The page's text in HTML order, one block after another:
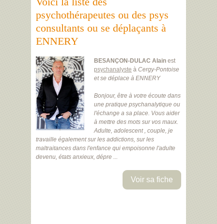
psychothérapeutes ou des psys
consultants ou se déplaçants à
ENNERY
BESANÇON-DULAC Alain est
psychanalyste à Cergy-Pontoise
et se déplace à ENNERY
Bonjour, être à votre écoute dans
une pratique psychanalytique ou
l'échange a sa place. Vous aider
à mettre des mots sur vos maux.
Adulte, adolescent , couple, je
travaille également sur les addictions, sur les
maltraitances dans l'enfance qui empoisonne l'adulte
devenu, états anxieux, dépre ...
Voir sa fiche